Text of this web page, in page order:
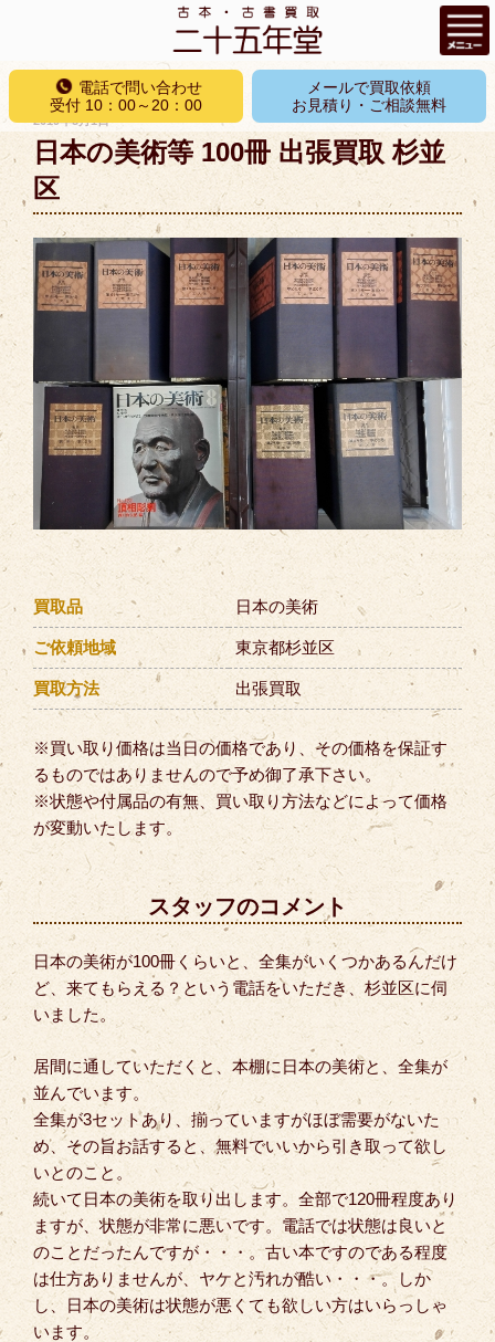
コ
テ
ン
ツ
へ
ス
キ
プ
電話で問い合わせ
受付 10：00～20：00
メールで買取依頼
お見積り・ご相談無料
稿
日:
2019年5月1日
日本の美術等 100冊 出張買取 杉並
区
買取品 日本の美術
ご依頼地域 東京都杉並区
買取方法 出張買取
※買い取り価格は当日の価格であり、その価格を保証す
るものではありませんので予め御了承下さい。
※状態や付属品の有無、買い取り方法などによって価格
が変動いたします。
スタッフのコメント
日本の美術が100冊くらいと、全集がいくつかあるんだけ
ど、来てもらえる？という電話をいただき、杉並区に伺
いました。
居間に通していただくと、本棚に日本の美術と、全集が
並んでいます。
全集が3セットあり、揃っていますがほぼ需要がないた
め、その旨お話すると、無料でいいから引き取って欲し
いとのこと。
続いて日本の美術を取り出します。全部で120冊程度あり
ますが、状態が非常に悪いです。電話では状態は良いと
のことだったんですが・・・。古い本ですのである程度
は仕方ありませんが、ヤケと汚れが酷い・・・。しか
し、日本の美術は状態が悪くても欲しい方はいらっしゃ
います。